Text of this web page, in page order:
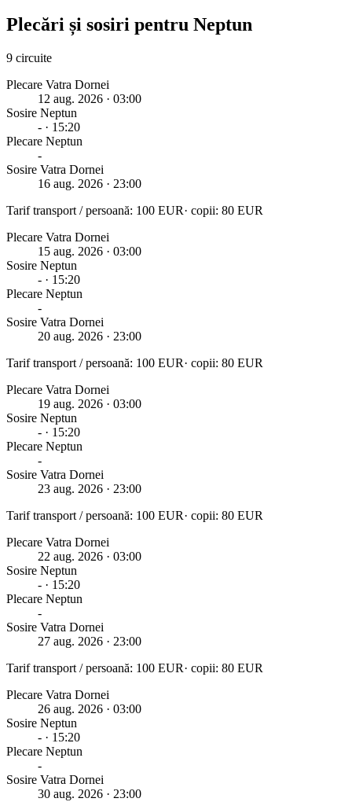
Plecări și sosiri pentru Neptun
9 circuite
Plecare Vatra Dornei
12 aug. 2026 · 03:00
Sosire Neptun
- · 15:20
Plecare Neptun
-
Sosire Vatra Dornei
16 aug. 2026 · 23:00
Tarif transport / persoană: 100 EUR· copii: 80 EUR
Plecare Vatra Dornei
15 aug. 2026 · 03:00
Sosire Neptun
- · 15:20
Plecare Neptun
-
Sosire Vatra Dornei
20 aug. 2026 · 23:00
Tarif transport / persoană: 100 EUR· copii: 80 EUR
Plecare Vatra Dornei
19 aug. 2026 · 03:00
Sosire Neptun
- · 15:20
Plecare Neptun
-
Sosire Vatra Dornei
23 aug. 2026 · 23:00
Tarif transport / persoană: 100 EUR· copii: 80 EUR
Plecare Vatra Dornei
22 aug. 2026 · 03:00
Sosire Neptun
- · 15:20
Plecare Neptun
-
Sosire Vatra Dornei
27 aug. 2026 · 23:00
Tarif transport / persoană: 100 EUR· copii: 80 EUR
Plecare Vatra Dornei
26 aug. 2026 · 03:00
Sosire Neptun
- · 15:20
Plecare Neptun
-
Sosire Vatra Dornei
30 aug. 2026 · 23:00